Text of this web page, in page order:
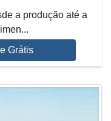
a produção até a
Grátis